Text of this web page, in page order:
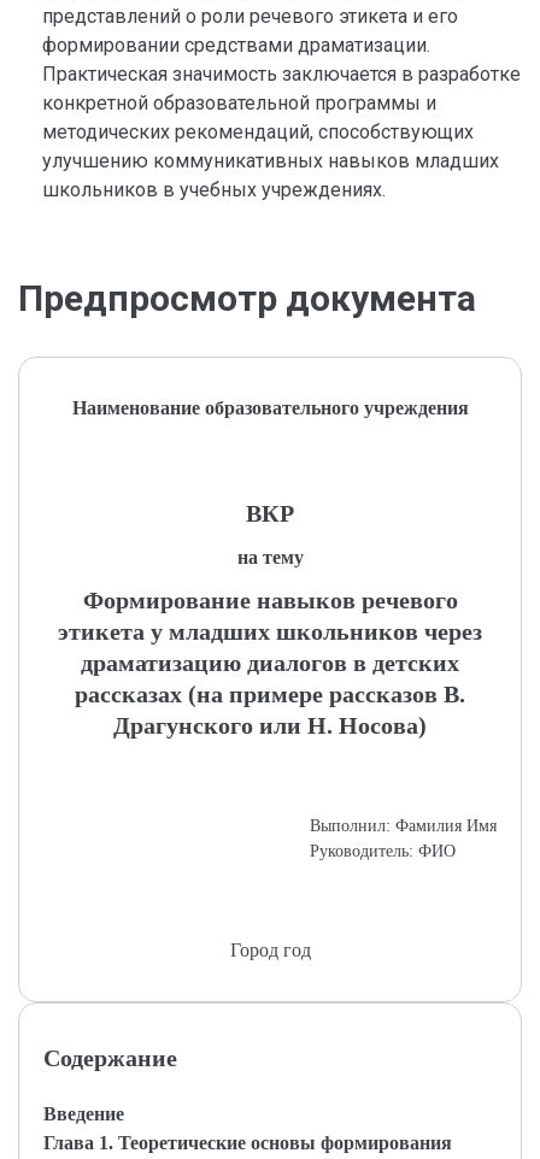
представлений о роли речевого этикета и его
формировании средствами драматизации.
Практическая значимость заключается в разработке
конкретной образовательной программы и
методических рекомендаций, способствующих
улучшению коммуникативных навыков младших
школьников в учебных учреждениях.
Предпросмотр документа
Наименование образовательного учреждения
ВКР
на тему
Формирование навыков речевого
этикета у младших школьников через
драматизацию диалогов в детских
рассказах (на примере рассказов В.
Драгунского или Н. Носова)
Выполнил: Фамилия Имя
Руководитель: ФИО
Город год
Содержание
Введение
Глава 1. Теоретические основы формирования